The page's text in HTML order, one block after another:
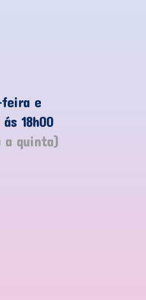
feira e
18h00
a quinta)